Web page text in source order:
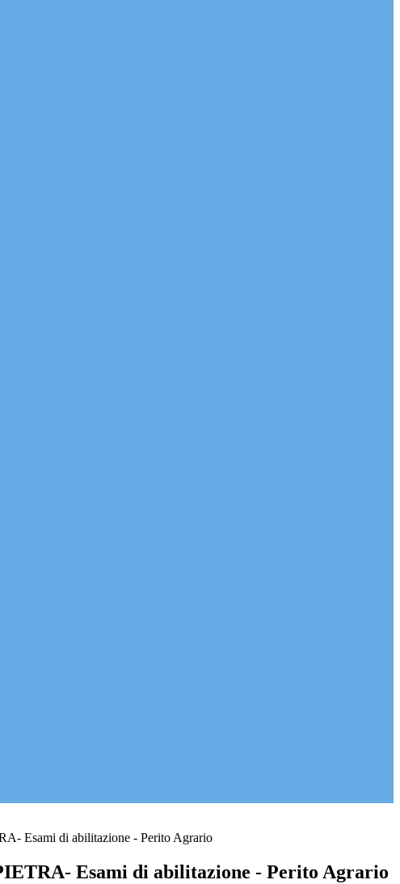
Esami di abilitazione - Perito Agrario
Esami di abilitazione - Perito Agrario